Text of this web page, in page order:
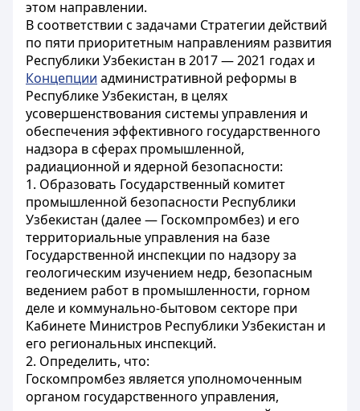
этом направлении.
В соответствии с задачами Стратегии действий
по пяти приоритетным направлениям развития
Республики Узбекистан в 2017 — 2021 годах и
Концепции административной реформы в
Республике Узбекистан, в целях
усовершенствования системы управления и
обеспечения эффективного государственного
надзора в сферах промышленной,
радиационной и ядерной безопасности:
1. Образовать Государственный комитет
промышленной безопасности Республики
Узбекистан (далее — Госкомпромбез) и его
территориальные управления на базе
Государственной инспекции по надзору за
геологическим изучением недр, безопасным
ведением работ в промышленности, горном
деле и коммунально-бытовом секторе при
Кабинете Министров Республики Узбекистан и
его региональных инспекций.
2. Определить, что:
Госкомпромбез является уполномоченным
органом государственного управления,